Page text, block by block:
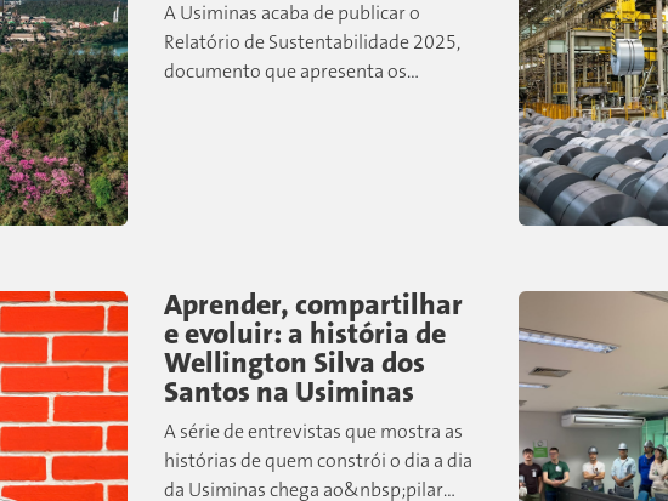
A Usiminas acaba de publicar o
Relatório de Sustentabilidade 2025,
documento que apresenta os
Aprender, compartilhar
e evoluir: a história de
Wellington Silva dos
Santos na Usiminas
A série de entrevistas que mostra as
histórias de quem constrói o dia a dia
da Usiminas chega ao&nbsp;pilar